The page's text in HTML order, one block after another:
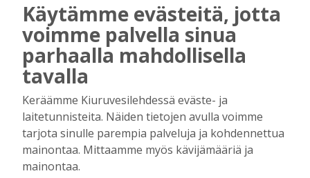
mainos päättyy
JOKA 800. suomalainen on Kärkkäinen. Kärkkäisiä
asuu Suomessa 7 358, joista Kiuruvedellä
vaikuttaa 439. Kiuruvetisistä siis reilu viisi
Käytämme evästeitä, jotta
voimme palvella sinua
parhaalla mahdollisella
tavalla
Keräämme Kiuruvesilehdessä eväste- ja
laitetunnisteita. Näiden tietojen avulla voimme
tarjota sinulle parempia palveluja ja kohdennettua
mainontaa. Mittaamme myös kävijämääriä ja
mainontaa.